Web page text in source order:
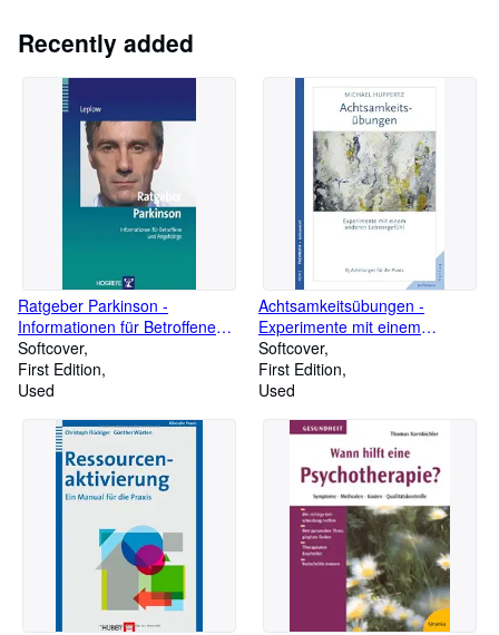
Recently added
Ratgeber Parkinson -
Informationen für Betroffene
und Angehörige (= Ratgeber
zur Reihe Fortschritte der
Psychotherapie Band 16)
Softcover
First Edition
Used
Achtsamkeitsübungen -
Experimente mit einem
anderen Lebensgefühl 85
Anleitungen für die Praxis (=
Reihe Fachbuch )
Softcover
First Edition
Used